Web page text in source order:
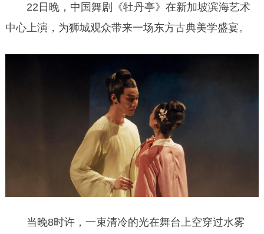
22日晚，中国舞剧《牡丹亭》在新加坡滨海艺术
中心上演，为狮城观众带来一场东方古典美学盛宴。
当晚8时许，一束清冷的光在舞台上空穿过水雾